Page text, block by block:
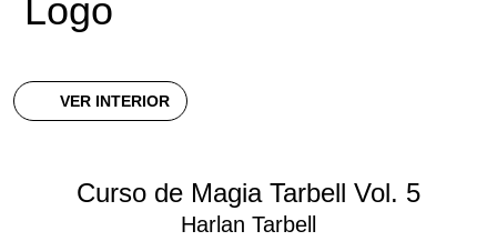
VER INTERIOR
Curso de Magia Tarbell Vol. 5
Harlan Tarbell